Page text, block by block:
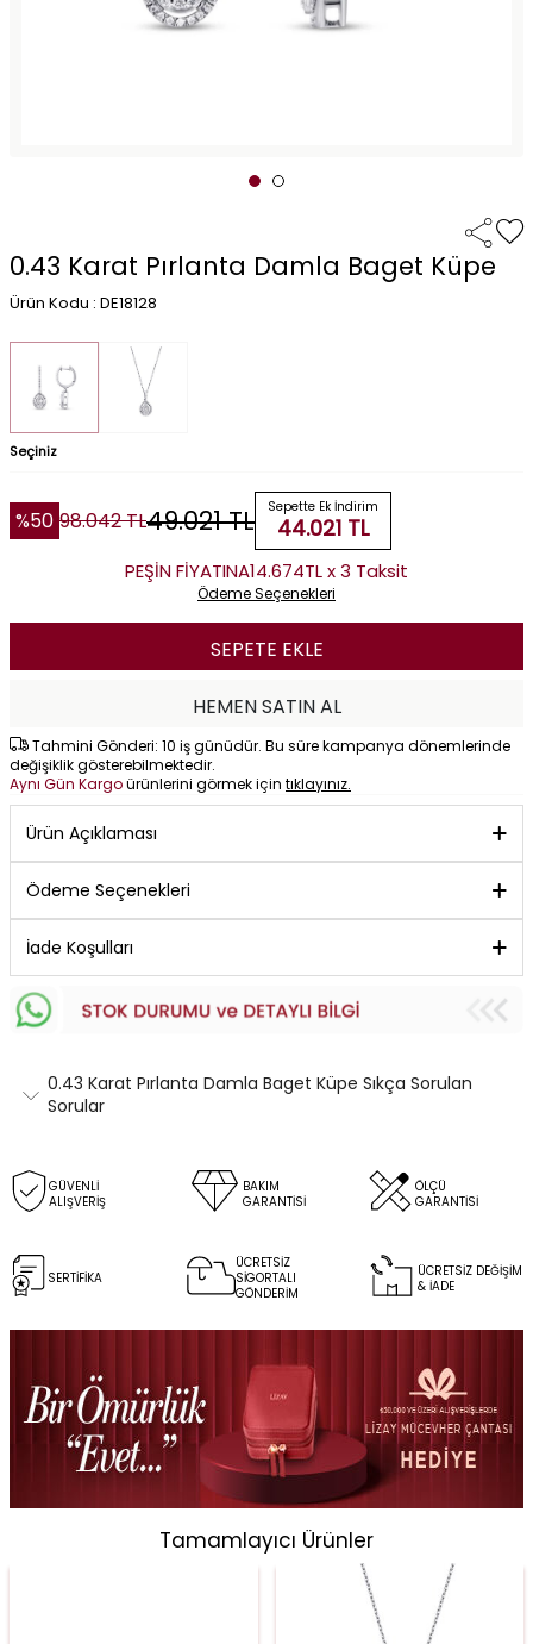
0.43 Karat Pırlanta Damla Baget Küpe
Ürün Kodu : DE18128
Seçiniz
%50 98.042TL49.021TL Sepette Ek İndirim
44.021 TL
PEŞİN FİYATINA14.674TL x 3 Taksit
Ödeme Seçenekleri
SEPETE EKLE
HEMEN SATIN AL
Tahmini Gönderi: 10 iş günüdür. Bu süre kampanya dönemlerinde
değişiklik gösterebilmektedir.
Aynı Gün Kargoürünlerini görmek için tıklayınız.
Ürün Açıklaması
Ödeme Seçenekleri
İade Koşulları
0.43 Karat Pırlanta Damla Baget Küpe Sıkça Sorulan
Sorular
GÜVENLİ
ALIŞVERİŞ
BAKIM
GARANTİSİ
ÖLÇÜ
GARANTİSİ
SERTİFİKA
ÜCRETSİZ
SİGORTALI
GÖNDERİM
ÜCRETSİZ DEĞİŞİM
& İADE
Tamamlayıcı Ürünler